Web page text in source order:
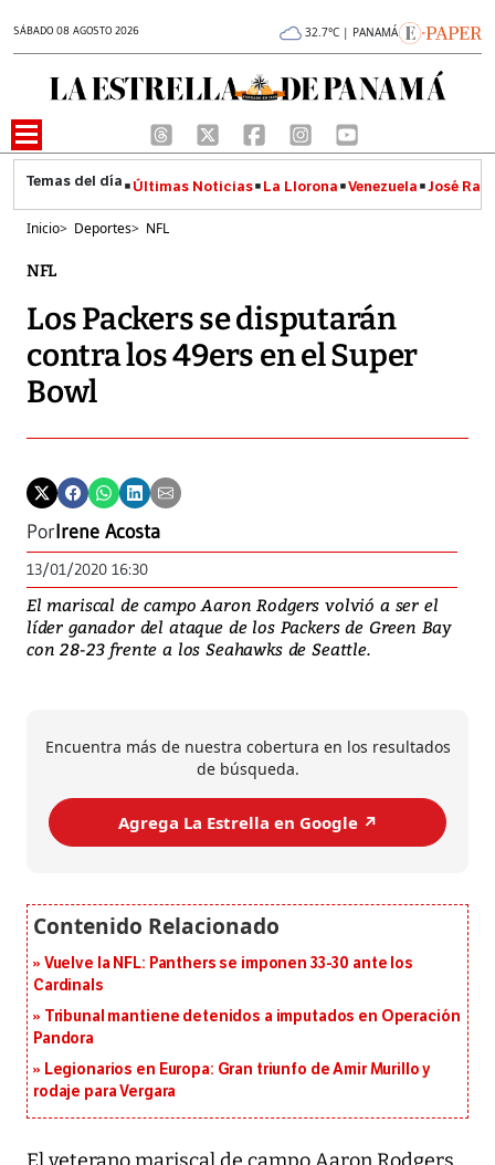
SÁBADO 08 AGOSTO 2026 32.7°C | PANAMÁ
Últimas Noticias La Llorona Venezuela José
Inicio> Deportes> NFL
NFL
Los Packers se disputarán
contra los 49ers en el Super
Bowl
PorIrene Acosta
13/01/2020 16:30
El mariscal de campo Aaron Rodgers volvió a ser el
líder ganador del ataque de los Packers de Green Bay
con 28-23 frente a los Seahawks de Seattle.
Encuentra más de nuestra cobertura en los resultados
de búsqueda.
Agrega La Estrella en Google ↗️
Vuelve la NFL: Panthers se imponen 33-30 ante los
Cardinals
Tribunal mantiene detenidos a imputados en Operación
Pandora
Legionarios en Europa: Gran triunfo de Amir Murillo y
rodaje para Vergara